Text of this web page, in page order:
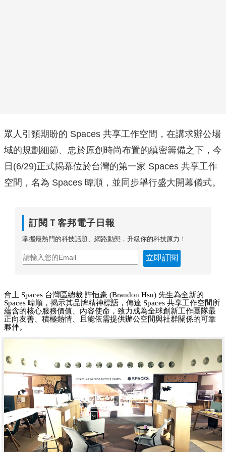
眾人引頸期盼的 Spaces 共享工作空間，在講求辦公場
域的規劃細節、忠於原創時尚布置的縝密籌備之下，今
日(6/29)正式揭幕位於台灣的第一家 Spaces 共享工作
空間，名為 Spaces 暐順，並同步舉行盛大開幕儀式。
訂閱Ｔ客邦電子日報
掌握最熱門的科技話題、網路動態，升級你的科技原力！
立即訂閱
會上 Spaces 台灣區總裁 許恒豪 (Brandon Hsu) 先生為全新的
Spaces 暐順，揭示其品牌精神標語，傳達 Spaces 共享工作空間所
蘊含的核心服務價值、內容使命，致力成為全球創新工作團隊最
正向友善、積極熱情、且能依需提供辦公空間與社群關係的可靠
夥伴。